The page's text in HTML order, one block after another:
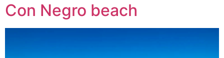
Con Negro beach